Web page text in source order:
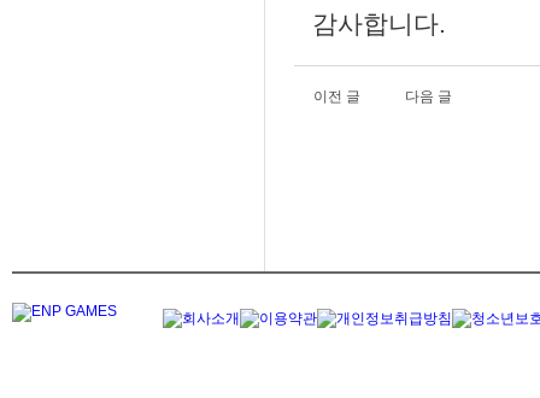
감사합니다.
이전 글 다음 글